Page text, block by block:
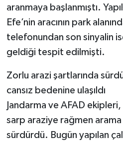
aranmaya başlanmıştı.
Efe’nin aracının park
telefonundan son sinyalin
geldiği tespit edilmişti.
Zorlu arazi şartlarında
cansız bedenine ulaşıldı
Jandarma ve AFAD
sarp araziye rağmen arama
sürdürdü. Bugün yapılan